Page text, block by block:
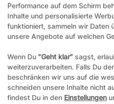
Wir antworten Ihnen
es evtl. zu Verzögerungen kommen.
07306 306239¹
Freitags am besten zwischen 8-12
¹Telefonieren zum üblichen Ortstarif.
aus dem Mobilfunknetz können ggf.
Performance auf dem Schirm
Inhalte und personalisierte
funktioniert, sammeln wir Daten
unsere Angebote auf welchen
Wenn Du "Geht klar" sagst,
weiterzuverarbeiten. Falls Du
beschränken wir uns auf die
schneiden unsere Inhalte nicht
findest Du in den Einstellungen